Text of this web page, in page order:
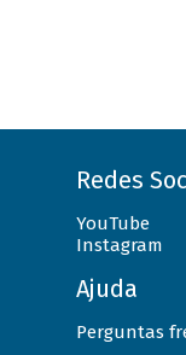
Redes
YouTube
Instagram
Ajuda
Perguntas